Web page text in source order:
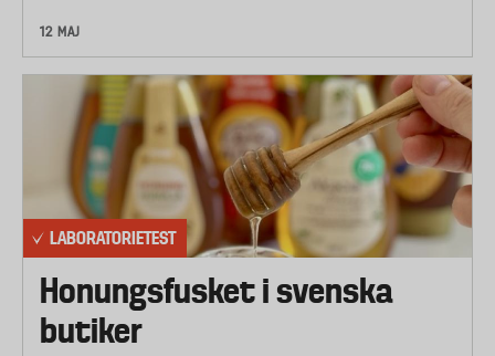
12 MAJ
LABORATORIETEST
Honungsfusket i svenska
butiker